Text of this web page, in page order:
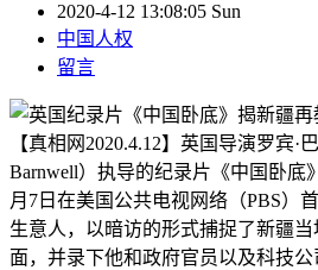
2020-4-12 13:08:05 Sun
中国人权
留言
【真相网2020.4.12】英国导演罗宾·
Barnwell）执导的纪录片《中国卧底
月7日在美国公共电视网络（PBS）
生意人，以暗访的形式捕捉了新疆
面，并录下他和政府官员以及科技